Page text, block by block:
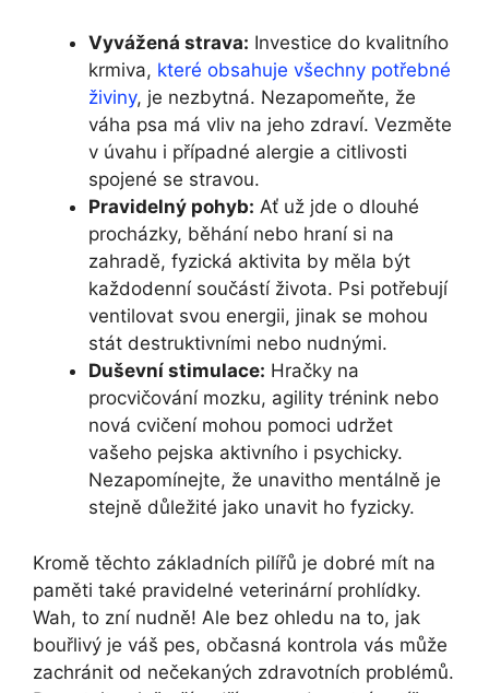
Vyvážená strava: Investice do kvalitního
krmiva, které obsahuje všechny potřebné
živiny, je nezbytná. Nezapomeňte, že
váha psa má vliv na jeho zdraví. Vezměte
v úvahu i případné alergie a citlivosti
spojené se stravou.
Pravidelný pohyb: Ať už jde o dlouhé
procházky, běhání nebo hraní si na
zahradě, fyzická aktivita by měla být
každodenní součástí života. Psi potřebují
ventilovat svou energii, jinak se mohou
stát destruktivními nebo nudnými.
Duševní stimulace: Hračky na
procvičování mozku, agility trénink nebo
nová cvičení mohou pomoci udržet
vašeho pejska aktivního i psychicky.
Nezapomínejte, že unavitho mentálně je
stejně důležité jako unavit ho fyzicky.
Kromě těchto základních pilířů je dobré mít na
paměti také pravidelné veterinární prohlídky.
Wah, to zní nudně! Ale bez ohledu na to, jak
bouřlivý je váš pes, občasná kontrola vás může
zachránit od nečekaných zdravotních problémů.